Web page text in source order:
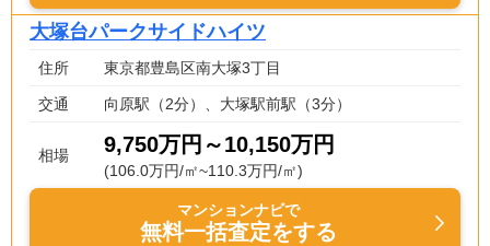
大塚台パークサイドハイツ
住所 東京都豊島区南大塚3丁目
交通 向原駅（2分）、大塚駅前駅（3分）
相場 9,750万円～10,150万円
(106.0万円/㎡~110.3万円/㎡)
マンションナビで
無料一括査定をする